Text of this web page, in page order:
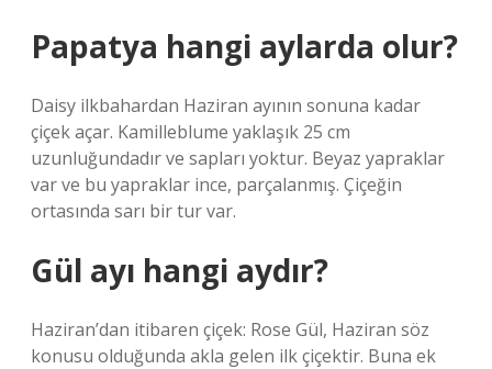
Papatya hangi aylarda olur?
Daisy ilkbahardan Haziran ayının sonuna kadar
çiçek açar. Kamilleblume yaklaşık 25 cm
uzunluğundadır ve sapları yoktur. Beyaz yapraklar
var ve bu yapraklar ince, parçalanmış. Çiçeğin
ortasında sarı bir tur var.
Gül ayı hangi aydır?
Haziran’dan itibaren çiçek: Rose Gül, Haziran söz
konusu olduğunda akla gelen ilk çiçektir. Buna ek